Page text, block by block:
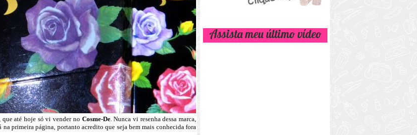
, que até hoje só vi vender no Cosme-De. Nunca vi resenha dessa marca,
primeira página, portanto acredito que seja bem mais conhecida fora
Assista meu último vídeo